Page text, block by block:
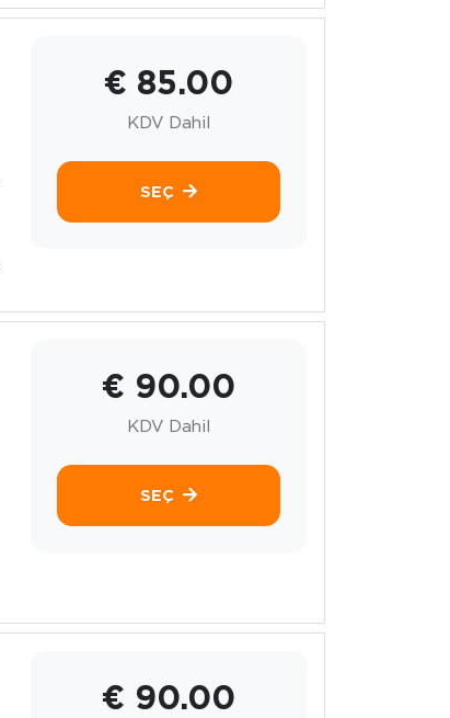
€ 85.00
KDV Dahil
SEÇ
€ 90.00
KDV Dahil
SEÇ
€ 90.00